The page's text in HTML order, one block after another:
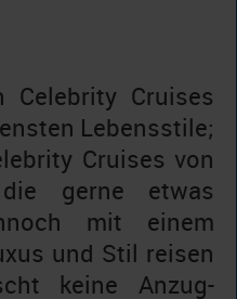
Cruises
Lebensstile;
Cruises von
gerne etwas
mit einem
und Stil reisen
keine Anzug-